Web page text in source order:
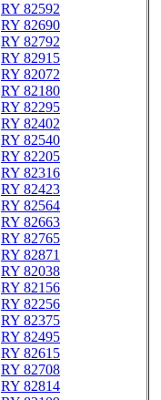
RY 82592
RY 82690
RY 82792
RY 82915
RY 82072
RY 82180
RY 82295
RY 82402
RY 82540
RY 82205
RY 82316
RY 82423
RY 82564
RY 82663
RY 82765
RY 82871
RY 82038
RY 82156
RY 82256
RY 82375
RY 82495
RY 82615
RY 82708
RY 82814